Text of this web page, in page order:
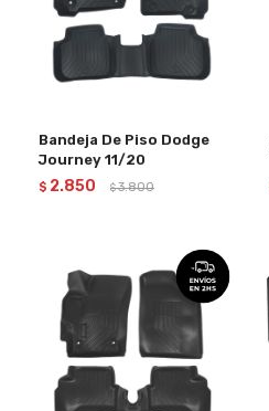
Bandeja De Piso Dodge
Journey 11/20
$ 2.850 $ 3.800